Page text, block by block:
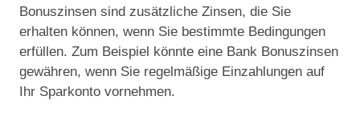
Bonuszinsen sind zusätzliche Zinsen, die Sie
erhalten können, wenn Sie bestimmte Bedingungen
erfüllen. Zum Beispiel könnte eine Bank Bonuszinsen
gewähren, wenn Sie regelmäßige Einzahlungen auf
Ihr Sparkonto vornehmen.